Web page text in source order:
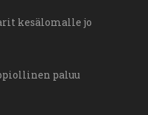
kesälomalle jo
paluu